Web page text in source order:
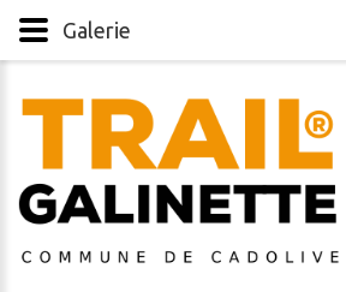
Galerie